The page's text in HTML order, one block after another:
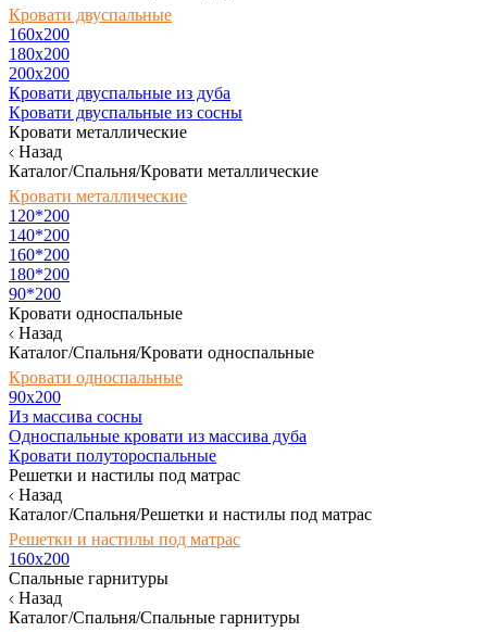
Кровати двуспальные
160х200
180x200
200x200
Кровати двуспальные из дуба
Кровати двуспальные из сосны
Кровати металлические
Назад
Каталог/Спальня/Кровати металлические
Кровати металлические
120*200
140*200
160*200
180*200
90*200
Кровати односпальные
Назад
Каталог/Спальня/Кровати односпальные
Кровати односпальные
90х200
Из массива сосны
Односпальные кровати из массива дуба
Кровати полутороспальные
Решетки и настилы под матрас
Назад
Каталог/Спальня/Решетки и настилы под матрас
Решетки и настилы под матрас
160х200
Спальные гарнитуры
Назад
Каталог/Спальня/Спальные гарнитуры